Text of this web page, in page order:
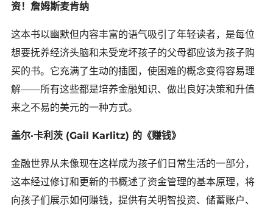
资！詹姆斯麦肯纳
这本书以幽默但内容丰富的语气吸引了年轻读者，是每位
想要抚养经济头脑和未受宠坏孩子的父母都应该为孩子购
买的书。它充满了生动的插图，使困难的概念变得容易理
解——所有这些都是培养金融知识、做出良好决策和升值
来之不易的美元的一种方式。
盖尔·卡利茨 (Gail Karlitz) 的《赚钱》
金融世界从未像现在这样成为孩子们日常生活的一部分，
这本经过修订和更新的书概述了资金管理的基本原理，将
向孩子们展示如何赚钱，提供有关明智投资、储蓄账户、